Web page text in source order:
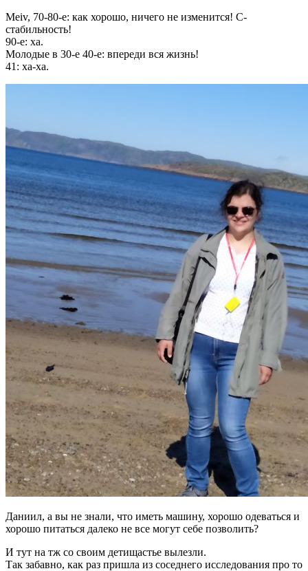
Meiv, 70-80-е: как хорошо, ничего не изменится! С-
стабильность!
90-е: ха.
Молодые в 30-е 40-е: впереди вся жизнь!
41: ха-ха.
Даниил, а вы не знали, что иметь машину, хорошо одеваться и
хорошо питаться далеко не все могут себе позволить?
И тут на тж со своим детищастье вылезли.
Так забавно, как раз пришла из соседнего исследования про то